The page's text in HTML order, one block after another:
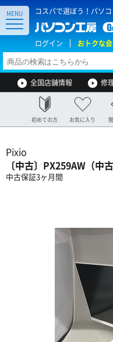
コスパで選ぼう！パソコ
ログイン おトクな
MENU
全国店舗情報 修
初めての方 お気に入り
Pixio
〔中古〕PX259AW（中
中古保証3ヶ月間